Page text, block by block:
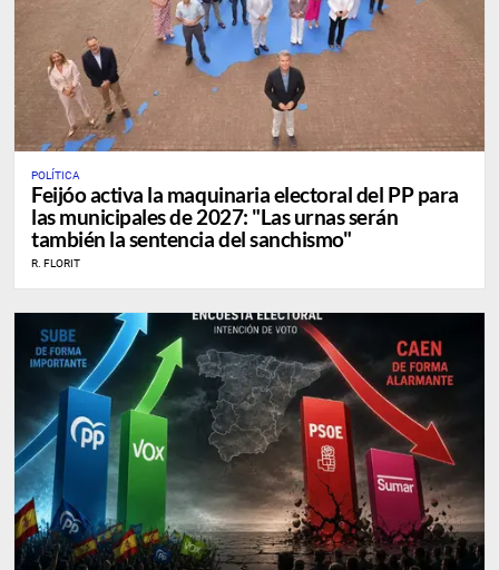
POLÍTICA
Feijóo activa la maquinaria electoral del PP para
las municipales de 2027: "Las urnas serán
también la sentencia del sanchismo"
R. FLORIT